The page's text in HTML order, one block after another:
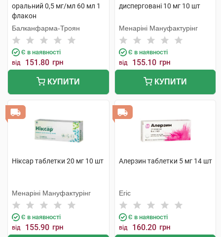
оральний 0,5 мг/мл 60 мл 1
флакон
Балканфарма-Троян
Є в наявності
від 151.80 грн
КУПИТИ
дисперговані 10 мг 10 шт
Менаріні Мануфактурінг
Є в наявності
від 155.10 грн
КУПИТИ
Ніксар таблетки 20 мг 10 шт
Менаріні Мануфактурінг
Є в наявності
від 155.90 грн
Алерзин таблетки 5 мг 14 шт
Егіс
Є в наявності
від 160.20 грн